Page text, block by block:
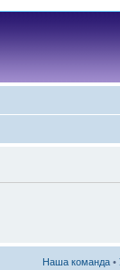
Наша команда •